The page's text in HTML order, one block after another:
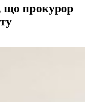
що прокурор